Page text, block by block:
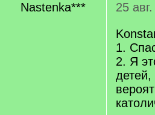
Nastenka***
25
1.
2. Я
детей,